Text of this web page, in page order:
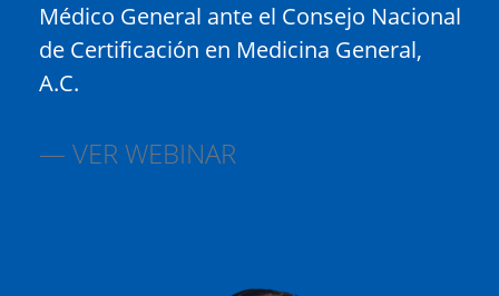
Médico General ante el Consejo Nacional
de Certificación en Medicina General,
A.C.
VER WEBINAR